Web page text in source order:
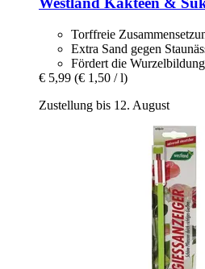
Torffreie
Extra Sand gegen
Fördert die Wurzelbildung
€ 5,99 (€ 1,50 / l)
Zustellung bis 12. August